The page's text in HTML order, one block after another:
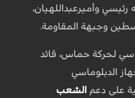
رئيسي وأميرعبداللهيان،
وجبهة المقاومة.
لحركة حماس، قائد
الدبلوماسي
على دعم الشعب